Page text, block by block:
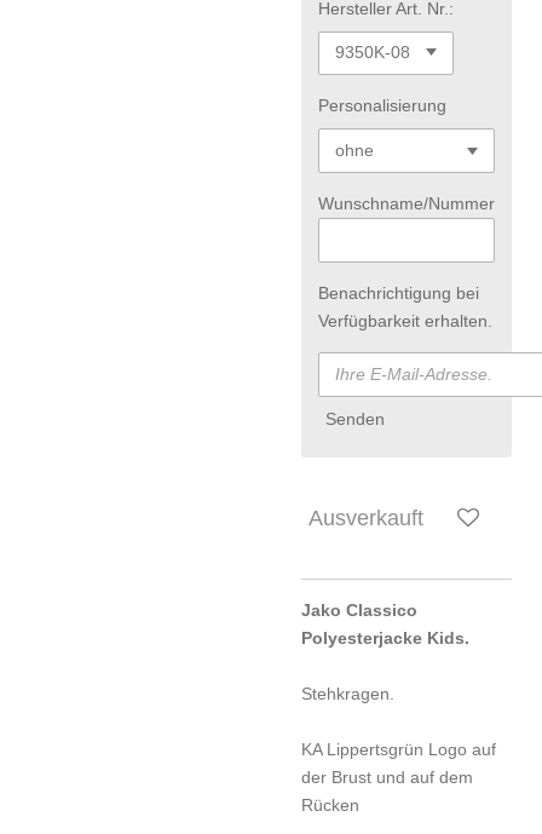
Hersteller Art. Nr.:
Personalisierung
Wunschname/Nummer
Benachrichtigung bei
Verfügbarkeit erhalten.
Senden
Ausverkauft
Jako Classico
Polyesterjacke Kids.
Stehkragen.
KA Lippertsgrün Logo auf
der Brust und auf dem
Rücken